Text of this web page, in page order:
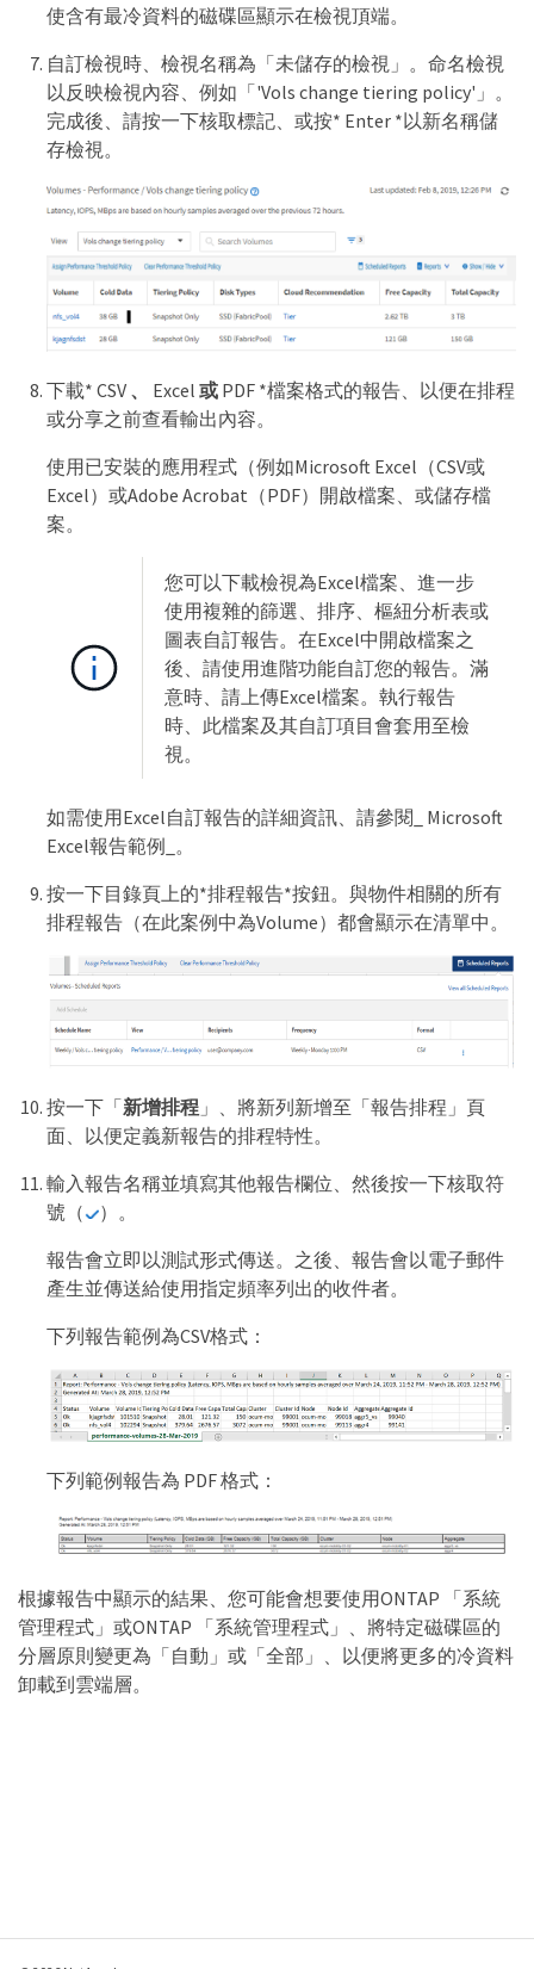
使含有最冷資料的磁碟區顯示在檢視頂端。
自訂檢視時、檢視名稱為「未儲存的檢視」。命名檢視
以反映檢視內容、例如「'Vols change tiering policy'」。
完成後、請按一下核取標記、或按* Enter *以新名稱儲
存檢視。
下載* CSV 、 Excel 或PDF *檔案格式的報告、以便在排程
或分享之前查看輸出內容。
使用已安裝的應用程式（例如Microsoft Excel（CSV或
Excel）或Adobe Acrobat（PDF）開啟檔案、或儲存檔
案。
您可以下載檢視為Excel檔案、進一步
使用複雜的篩選、排序、樞紐分析表或
圖表自訂報告。在Excel中開啟檔案之
後、請使用進階功能自訂您的報告。滿
意時、請上傳Excel檔案。執行報告
時、此檔案及其自訂項目會套用至檢
視。
如需使用Excel自訂報告的詳細資訊、請參閱_ Microsoft
Excel報告範例_。
按一下目錄頁上的*排程報告*按鈕。與物件相關的所有
排程報告（在此案例中為Volume）都會顯示在清單中。
按一下「新增排程」、將新列新增至「報告排程」頁
面、以便定義新報告的排程特性。
輸入報告名稱並填寫其他報告欄位、然後按一下核取符
號（
）。
報告會立即以測試形式傳送。之後、報告會以電子郵件
產生並傳送給使用指定頻率列出的收件者。
下列報告範例為CSV格式：
下列範例報告為 PDF 格式：
根據報告中顯示的結果、您可能會想要使用ONTAP 「系統
管理程式」或ONTAP 「系統管理程式」、將特定磁碟區的
分層原則變更為「自動」或「全部」、以便將更多的冷資料
卸載到雲端層。